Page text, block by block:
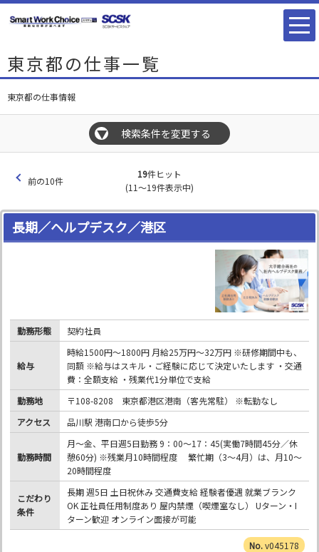
東京都の仕事一覧
東京都の仕事情報
▼ 検索条件を変更する
前の10件
19件ヒット
(11～19件表示中)
長期／ヘルプデスク／港区
勤務形態 契約社員
給与
時給1500円～1800円 月給25万円～32万円 ※研修期間中も、
同額 ※給与はスキル・ご経験に応じて決定いたします ・交通
費：全額支給 ・残業代1分単位で支給
勤務地
〒108-8208 東京都港区港南（客先常駐） ※転勤なし
アクセス
品川駅 港南口から徒歩5分
勤務時間
月～金、平日週5日勤務 9：00～17：45(実働7時間45分／休
憩60分) ※残業月10時間程度 繁忙期（3～4月）は、月10～
20時間程度
こだわり
条件
長期 週5日 土日祝休み 交通費支給 経験者優遇 就業ブランク
OK 正社員任用制度あり 屋内禁煙（喫煙室なし） Uターン・I
ターン歓迎 オンライン面接が可能
v045178